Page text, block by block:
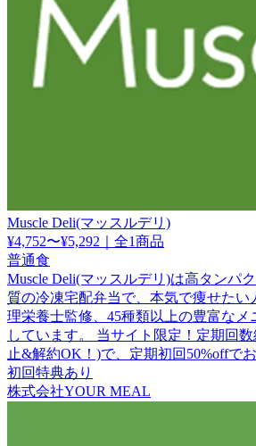
Muscle Deli(マッスルデリ)
¥4,752〜¥5,292
全1商品
普通食
Muscle Deli(マッスルデリ)は高タンパ
質の冷凍宅配弁当で、本気で痩せたい
理栄養士監修、45種類以上の豊富な
しています。 当サイト限定！定期回
止&解約OK！)で、定期初回50%offで
初回特典あり
株式会社YOUR MEAL